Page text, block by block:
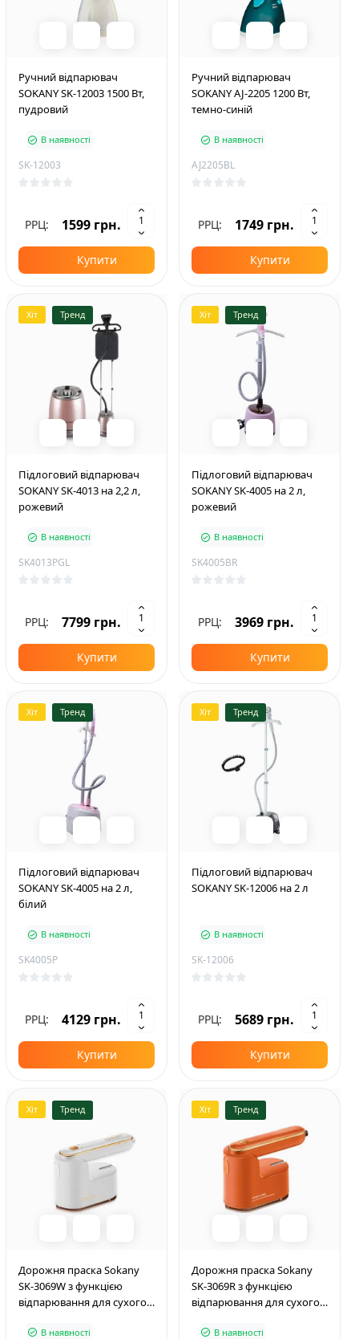
Ручний відпарювач
SOKANY SK-12003 1500 Вт,
пудровий
В наявності
SK-12003
РРЦ: 1599 грн.
Купити
Ручний відпарювач
SOKANY AJ-2205 1200 Вт,
темно-синій
В наявності
AJ2205BL
РРЦ: 1749 грн.
Купити
Хіт Тренд
Підлоговий відпарювач
SOKANY SK-4013 на 2,2 л,
рожевий
В наявності
SK4013PGL
РРЦ: 7799 грн.
Купити
Хіт Тренд
Підлоговий відпарювач
SOKANY SK-4005 на 2 л,
рожевий
В наявності
SK4005BR
РРЦ: 3969 грн.
Купити
Хіт Тренд
Підлоговий відпарювач
SOKANY SK-4005 на 2 л,
білий
В наявності
SK4005P
РРЦ: 4129 грн.
Купити
Хіт Тренд
Підлоговий відпарювач
SOKANY SK-12006 на 2 л
В наявності
SK-12006
РРЦ: 5689 грн.
Купити
Хіт Тренд
Дорожня праска Sokany
SK-3069W з функцією
відпарювання для сухого
білийВ наявності
Хіт Тренд
Дорожня праска Sokany
SK-3069R з функцією
відпарювання для сухого
помаранчевий
В наявності